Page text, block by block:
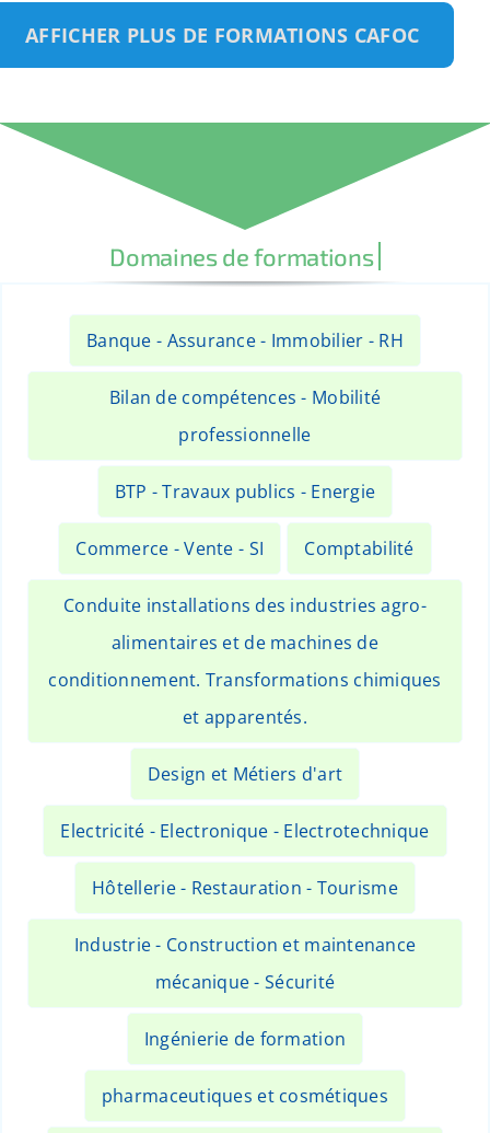
AFFICHER PLUS DE FORMATIONS CAFOC
Banque - Assurance - Immobilier - RH
Bilan de compétences - Mobilité
professionnelle
BTP - Travaux publics - Energie
Commerce - Vente - SI Comptabilité
Conduite installations des industries agro-
alimentaires et de machines de
conditionnement. Transformations chimiques
et apparentés.
Design et Métiers d'art
Electricité - Electronique - Electrotechnique
Hôtellerie - Restauration - Tourisme
Industrie - Construction et maintenance
mécanique - Sécurité
Ingénierie de formation
pharmaceutiques et cosmétiques